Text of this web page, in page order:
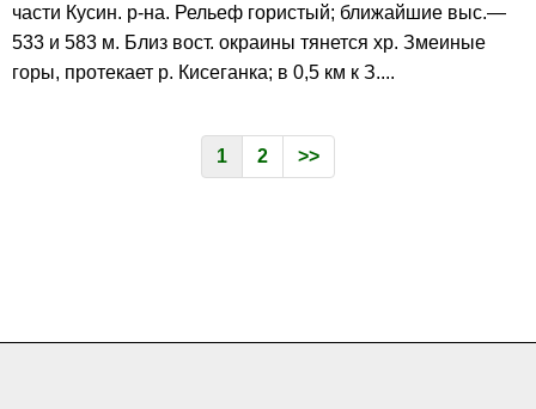
части Кусин. р-на. Рельеф гористый; ближайшие выс.—
533 и 583 м. Близ вост. окраины тянется хр. Змеиные
горы, протекает р. Кисеганка; в 0,5 км к З....
1 2 >>